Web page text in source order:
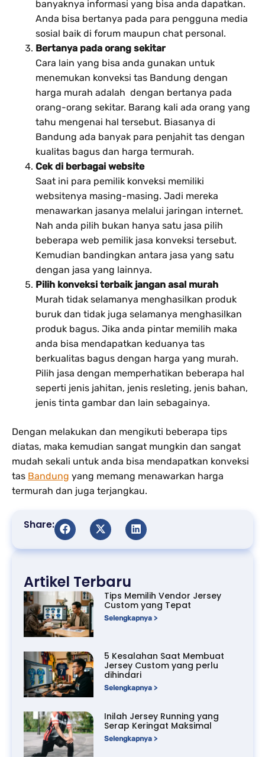
banyaknya informasi yang bisa anda dapatkan.
Anda bisa bertanya pada para pengguna media
sosial baik di forum maupun chat personal.
Bertanya pada orang sekitar
Cara lain yang bisa anda gunakan untuk
menemukan konveksi tas Bandung dengan
harga murah adalah dengan bertanya pada
orang-orang sekitar. Barang kali ada orang yang
tahu mengenai hal tersebut. Biasanya di
Bandung ada banyak para penjahit tas dengan
kualitas bagus dan harga termurah.
Cek di berbagai website
Saat ini para pemilik konveksi memiliki
websitenya masing-masing. Jadi mereka
menawarkan jasanya melalui jaringan internet.
Nah anda pilih bukan hanya satu jasa pilih
beberapa web pemilik jasa konveksi tersebut.
Kemudian bandingkan antara jasa yang satu
dengan jasa yang lainnya.
Pilih konveksi terbaik jangan asal murah
Murah tidak selamanya menghasilkan produk
buruk dan tidak juga selamanya menghasilkan
produk bagus. Jika anda pintar memilih maka
anda bisa mendapatkan keduanya tas
berkualitas bagus dengan harga yang murah.
Pilih jasa dengan memperhatikan beberapa hal
seperti jenis jahitan, jenis resleting, jenis bahan,
jenis tinta gambar dan lain sebagainya.
Dengan melakukan dan mengikuti beberapa tips
diatas, maka kemudian sangat mungkin dan sangat
mudah sekali untuk anda bisa mendapatkan konveksi
tas Bandung yang memang menawarkan harga
termurah dan juga terjangkau.
Share:
Artikel Terbaru
Tips Memilih Vendor Jersey
Custom yang Tepat
Selengkapnya >
5 Kesalahan Saat Membuat
Jersey Custom yang perlu
dihindari
Selengkapnya >
Inilah Jersey Running yang
Serap Keringat Maksimal
Selengkapnya >